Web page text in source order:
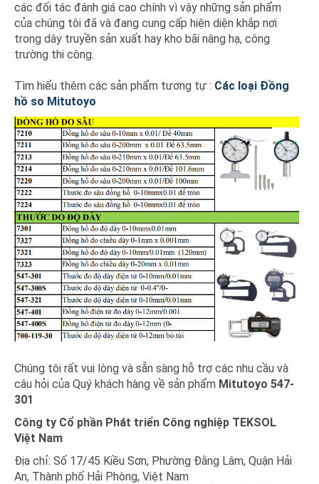
các đối tác đánh giá cao chính vì vậy những sản phẩm
của chúng tôi đã và đang cung cấp hiện diện khắp nơi
trong dây truyền sản xuất hay kho bãi nâng hạ, công
trường thi công.
Tìm hiểu thêm các sản phẩm tương tự : Các loại Đồng
hồ so Mitutoyo
Chúng tôi rất vui lòng và sẵn sàng hỗ trợ các nhu cầu và
câu hỏi của Quý khách hàng về sản phẩm Mitutoyo 547-
301
Công ty Cổ phần Phát triển Công nghiệp TEKSOL
Việt Nam
Địa chỉ: Số 17/45 Kiều Sơn, Phường Đằng Lâm, Quận Hải
An, Thành phố Hải Phòng, Việt Nam